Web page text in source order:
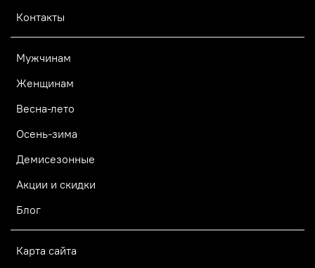
Контакты
Мужчинам
Женщинам
Весна-лето
Осень-зима
Демисезонные
Акции и скидки
Блог
Карта сайта